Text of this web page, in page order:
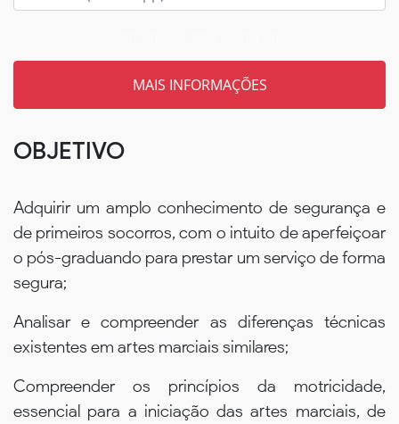
OBJETIVO
Adquirir um amplo conhecimento de segurança e
de primeiros socorros, com o intuito de aperfeiçoar
o pós-graduando para prestar um serviço de forma
segura;
Analisar e compreender as diferenças técnicas
existentes em artes marciais similares;
Compreender os princípios da motricidade,
essencial para a iniciação das artes marciais, de